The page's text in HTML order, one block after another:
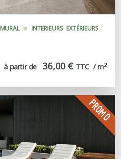
MURAL INTERIEURS EXTÉRIEURS
à partir de 36,00 € TTC  / m2
PROMO